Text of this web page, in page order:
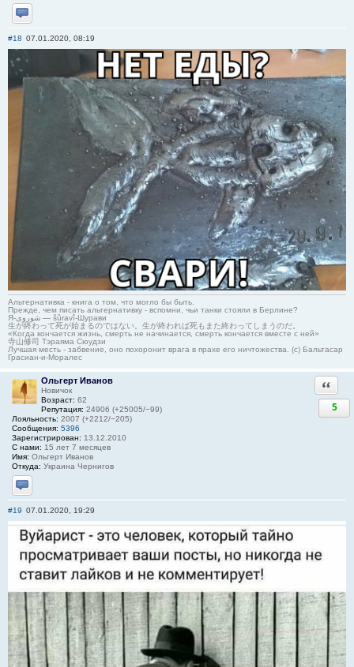
Отправить личное сообщение
#18 07.01.2020, 08:19
Альтернативка - книга о том, что могло бы быть.
Прежде, чем писать альтернативку - вспомни, чьи танки стояли в Берлине?
Я-شوروی — šûravî-Шурави
生が終わって死が始まるのではない。生が終われば死もまた終わってしまうのだ。
«Когда кончается жизнь, смерть не начинается, смерть кончается вместе с ней»
寺山修司 Тэраяма Сюудзи
Лучшая месть - забвение, оно похоронит врага в прахе его ничтожества. (с) Бальтасар
Грасиан-и-Моралес
Ольгерт Иванов
Новичок
Возраст: 62
Репутация: 24906 (+25005/−99)
Лояльность: 2007 (+2212/−205)
Сообщения: 5396
Зарегистрирован: 13.12.2010
С нами: 15 лет 7 месяцев
Имя: Ольгерт Иванов
Откуда: Украина Чернигов
Отправить личное сообщение
5
#19 07.01.2020, 19:29